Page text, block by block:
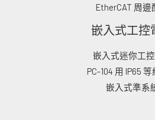
EtherCAT 周邊
嵌入式工控
嵌入式迷你工
PC-104 用 IP65
嵌入式準系